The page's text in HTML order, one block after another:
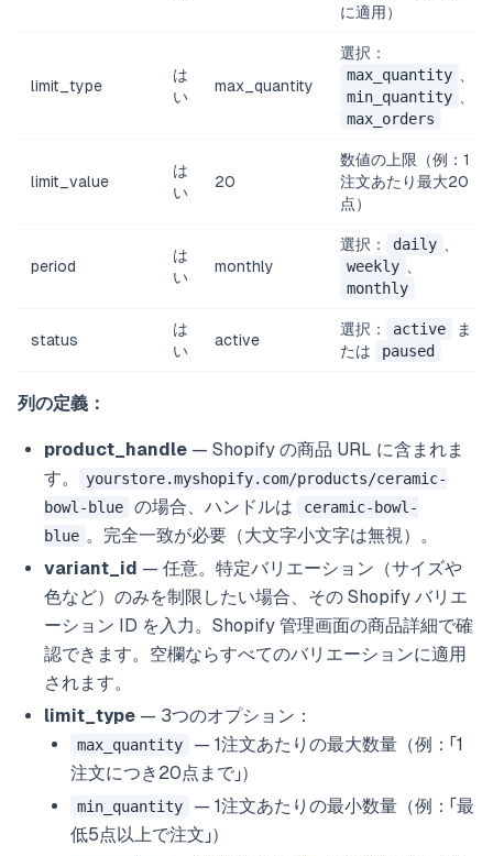
に適用）
limit_type
は
い
max_quantity
選択：
max_quantity
min_quantity
max_orders
limit_value
は
い
20
数値の上限（例：1
注文あたり最大20
点）
period
は
い
monthly
選択： daily
weekly
monthly
status
は
い
active
選択： active
ま
たは
paused
列の定義：
product_handle — Shopify の商品 URL に含まれま
す。
yourstore.myshopify.com/products/ceramic-
bowl-blue
の場合、ハンドルは
ceramic-bowl-
blue 。完全一致が必要（大文字小文字は無視）。
variant_id — 任意。特定バリエーション（サイズや
色など）のみを制限したい場合、その Shopify バリエ
ーション ID を入力。Shopify 管理画面の商品詳細で確
認できます。空欄ならすべてのバリエーションに適用
されます。
limit_type — 3つのオプション：
max_quantity
— 1注文あたりの最大数量（例：「1
注文につき20点まで」）
min_quantity
— 1注文あたりの最小数量（例：「最
低5点以上で注文」）